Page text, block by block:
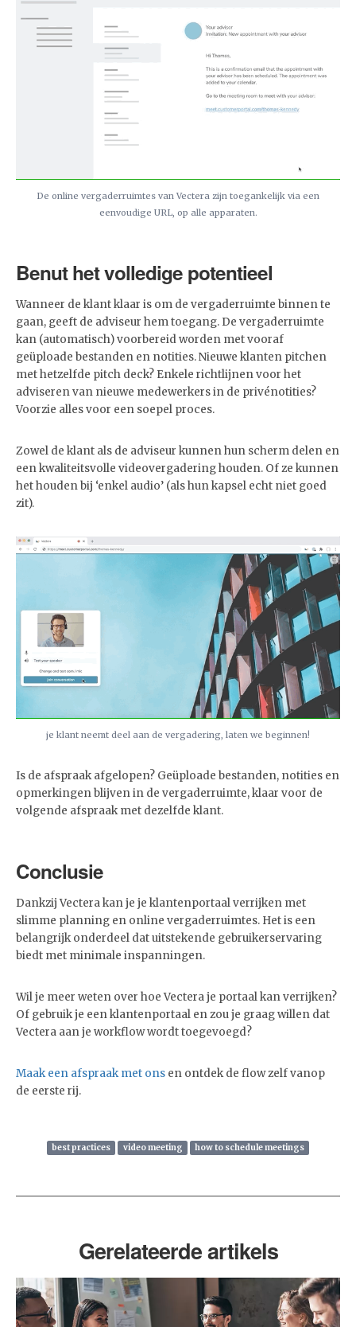
De online vergaderruimtes van Vectera zijn toegankelijk via een
eenvoudige URL, op alle apparaten.
Benut het volledige potentieel
Wanneer de klant klaar is om de vergaderruimte binnen te
gaan, geeft de adviseur hem toegang. De vergaderruimte
kan (automatisch) voorbereid worden met vooraf
geüploade bestanden en notities. Nieuwe klanten pitchen
met hetzelfde pitch deck? Enkele richtlijnen voor het
adviseren van nieuwe medewerkers in de privénotities?
Voorzie alles voor een soepel proces.
Zowel de klant als de adviseur kunnen hun scherm delen en
een kwaliteitsvolle videovergadering houden. Of ze kunnen
het houden bij ‘enkel audio’ (als hun kapsel echt niet goed
zit).
je klant neemt deel aan de vergadering, laten we beginnen!
Is de afspraak afgelopen? Geüploade bestanden, notities en
opmerkingen blijven in de vergaderruimte, klaar voor de
volgende afspraak met dezelfde klant.
Conclusie
Dankzij Vectera kan je je klantenportaal verrijken met
slimme planning en online vergaderruimtes. Het is een
belangrijk onderdeel dat uitstekende gebruikerservaring
biedt met minimale inspanningen.
Wil je meer weten over hoe Vectera je portaal kan verrijken?
Of gebruik je een klantenportaal en zou je graag willen dat
Vectera aan je workflow wordt toegevoegd?
Maak een afspraak met ons en ontdek de flow zelf vanop
de eerste rij.
best practices video meeting how to schedule meetings
Gerelateerde artikels